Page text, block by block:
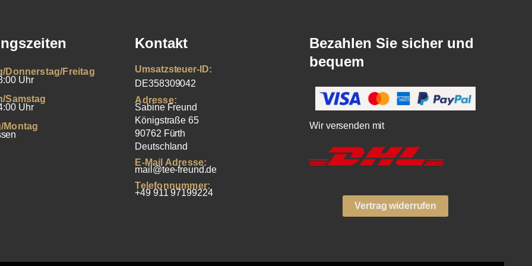
Donnerstag/Freitag
Uhr
Samstag
Uhr
Montag
Kontakt
Umsatzsteuer-ID:
DE358309042
Adresse:
Sabine Freund
Königstraße 65
90762 Fürth
Deutschland
E-Mail Adresse:
mail@tee-freund.de
Telefonnummer:
+49 911 97199224
Bezahlen Sie sicher und
bequem
Wir versenden mit
Vertrag widerrufen